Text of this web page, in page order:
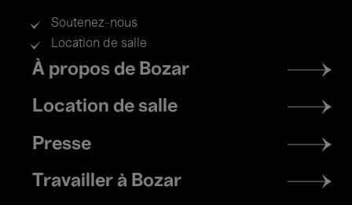
Soutenez-nous
Location de salle
Footer
menu
À propos de Bozar
Location de salle
Presse
Travailler à Bozar